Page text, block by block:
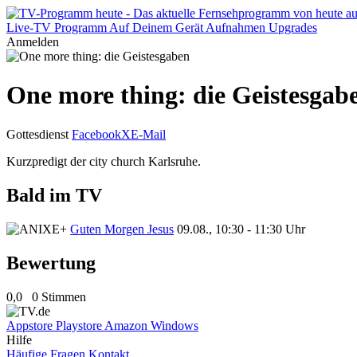
Live-TV Programm Auf Deinem Gerät Aufnahmen Upgrades
Anmelden
One more thing: die
Gottesdienst FacebookXE-Mail
Kurzpredigt der city church Karlsruhe.
Bald im TV
Guten Morgen Jesus 09.08., 10:30 - 11:30 Uhr
Bewertung
0,0 0 Stimmen
Appstore Playstore Amazon Windows
Hilfe
Häufige Fragen Kontakt